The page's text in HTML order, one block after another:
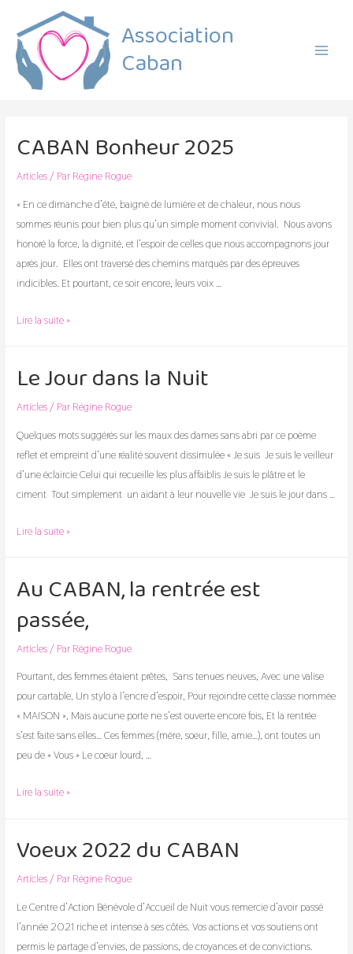
Association
Caban
CABAN Bonheur 2025
Articles / Par Régine Rogue
« En ce dimanche d’été, baigné de lumière et de chaleur, nous nous
sommes réunis pour bien plus qu’un simple moment convivial. Nous avons
honoré la force, la dignité, et l’espoir de celles que nous accompagnons jour
après jour. Elles ont traversé des chemins marqués par des épreuves
indicibles. Et pourtant, ce soir encore, leurs voix …
CABAN
Lire la suite »
Le Jour dans la Nuit
Articles / Par Régine Rogue
Quelques mots suggérés sur les maux des dames sans abri par ce poème
reflet et empreint d’une réalité souvent dissimulée « Je suis Je suis le veilleur
d’une éclaircie Celui qui recueille les plus affaiblis Je suis le plâtre et le
ciment Tout simplement un aidant à leur nouvelle vie Je suis le jour dans …
Le
la
Lire la suite »
Au CABAN, la rentrée est
passée,
Articles / Par Régine Rogue
Pourtant, des femmes étaient prêtes, Sans tenues neuves, Avec une valise
pour cartable, Un stylo à l’encre d’espoir, Pour rejoindre cette classe nommée
« MAISON », Mais aucune porte ne s’est ouverte encore fois, Et la rentrée
s’est faite sans elles… Ces femmes (mère, soeur, fille, amie…), ont toutes un
peu de « Vous » Le coeur lourd, …
Au
rentrée
Lire la suite »
Voeux 2022 du CABAN
Articles / Par Régine Rogue
Le Centre d’Action Bénévole d’Accueil de Nuit vous remercie d’avoir passé
l’année 2021 riche et intense à ses côtés. Vos actions et vos soutiens ont
permis le partage d’envies, de passions, de croyances et de convictions.